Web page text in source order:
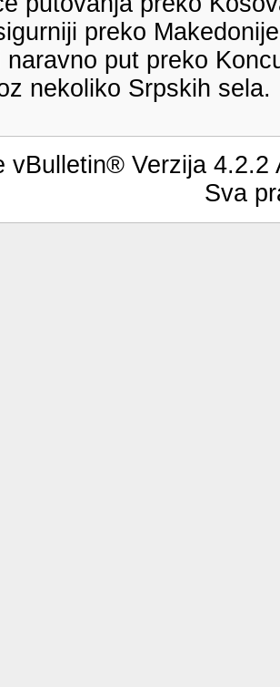
preko
naravno put preko
nekoliko Srpskih sela.
vBulletin® Verzija
Sva